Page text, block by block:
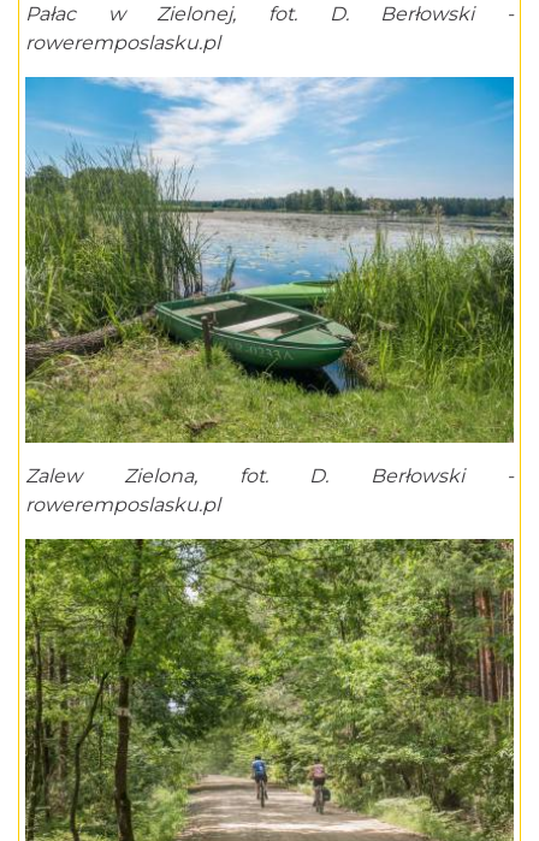
Pałac w Zielonej, fot. D. Berłowski -
roweremposlasku.pl
Zalew Zielona, fot. D. Berłowski -
roweremposlasku.pl